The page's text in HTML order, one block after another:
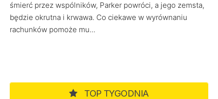
śmierć przez wspólników, Parker powróci, a jego zemsta,
będzie okrutna i krwawa. Co ciekawe w wyrównaniu
rachunków pomoże mu...
TOP TYGODNIA